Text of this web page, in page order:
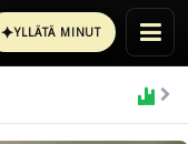
✦YLLÄTÄ MINUT